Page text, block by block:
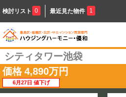
検討リスト 0 最近見た物件 1
シティタワー池袋
価格 4,890万円
6月27日 値下げ